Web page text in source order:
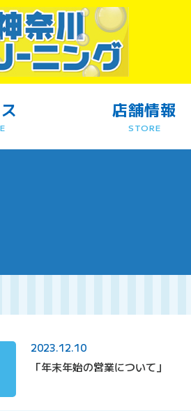
店舗情報
STORE
2023.12.10
「年末年始の営業について」